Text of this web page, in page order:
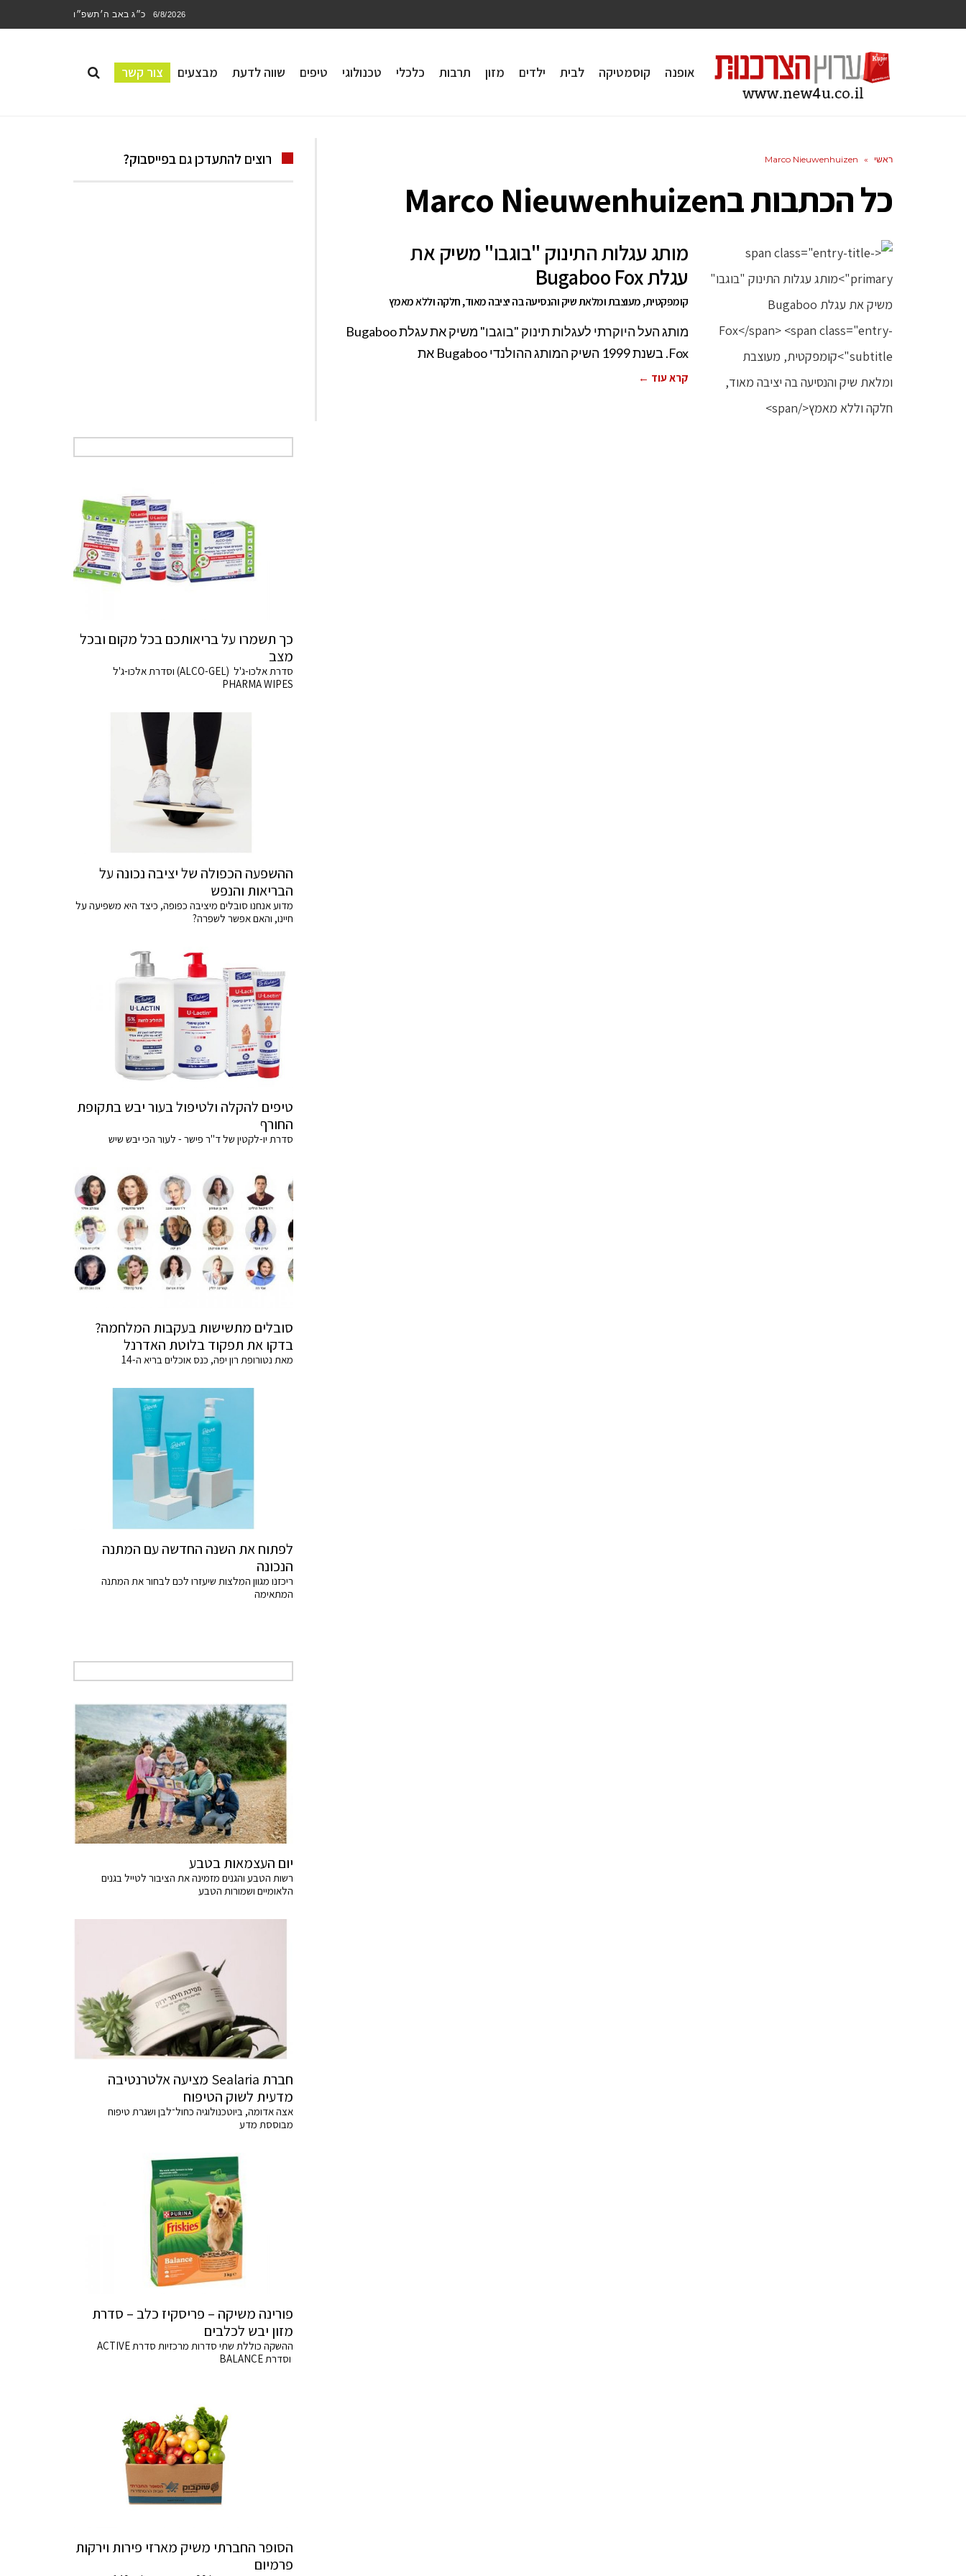
6/8/2026 כ״ג באב ה׳תשפ״ו
אופנה קוסמטיקה לבית ילדים מזון תרבות כלכלי טכנולוגי טיפים שווה לדעת מבצעים צור קשר
ראשי »
Marco Nieuwenhuizen
כל הכתבות בMarco Nieuwenhuizen
מותג עגלות התינוק "בוגבו" משיק את
עגלת Bugaboo Fox
קומפקטית, מעוצבת ומלאת שיק והנסיעה בה יציבה מאוד, חלקה וללא מאמץ
מותג העל היוקרתי לעגלות תינוק "בוגבו" משיק את עגלת Bugaboo
Fox. בשנת 1999 השיק המותג ההולנדי Bugaboo את
קרא עוד ←
רוצים להתעדכן גם בפייסבוק?
כך תשמרו על בריאותכם בכל מקום ובכל
מצב
סדרת אלכו-ג'ל (ALCO-GEL) וסדרת אלכו-ג'ל
PHARMA WIPES
ההשפעה הכפולה של יציבה נכונה על
הבריאות והנפש
מדוע אנחנו סובלים מיציבה כפופה, כיצד היא משפיעה על
חיינו, והאם אפשר לשפרה?
טיפים להקלה ולטיפול בעור יבש בתקופת
החורף
סדרת יו-לקטין של ד"ר פישר - לעור הכי יבש שיש
סובלים מתשישות בעקבות המלחמה?
בדקו את תפקוד בלוטת האדרנל
מאת נטורופת רון יפה, כנס אוכלים בריא ה-14
לפתוח את השנה החדשה עם המתנה
הנכונה
ריכזנו מגוון המלצות שיעזרו לכם לבחור את המתנה
המתאימה
יום העצמאות בטבע
רשות הטבע והגנים מזמינה את הציבור לטייל בגנים
הלאומיים ושמורות הטבע
חברת Sealaria מציעה אלטרנטיבה
מדעית לשוק הטיפוח
אצה אדומה, ביוטכנולוגיה כחול־לבן ושגרת טיפוח
מבוססת מדע
פורינה משיקה – פריסקיז כלב – סדרת
מזון יבש לכלבים
ההשקה כוללת שתי סדרות מרכזיות סדרת ACTIVE
וסדרת BALANCE
הסופר החברתי משיק מארזי פירות וירקות
פרמיום